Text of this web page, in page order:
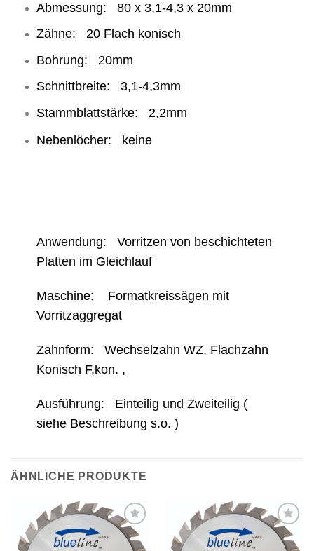
Abmessung: 80 x 3,1-4,3 x 20mm
Zähne: 20 Flach konisch
Bohrung: 20mm
Schnittbreite: 3,1-4,3mm
Stammblattstärke: 2,2mm
Nebenlöcher: keine
Anwendung: Vorritzen von beschichteten
Platten im Gleichlauf
Maschine: Formatkreissägen mit
Vorritzaggregat
Zahnform: Wechselzahn WZ, Flachzahn
Konisch F,kon. ,
Ausführung: Einteilig und Zweiteilig (
siehe Beschreibung s.o. )
ÄHNLICHE PRODUKTE